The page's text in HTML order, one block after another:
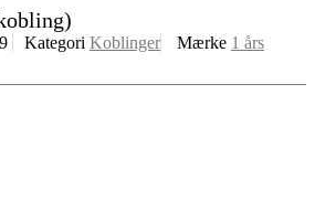
Kategori Koblinger Mærke 1 års